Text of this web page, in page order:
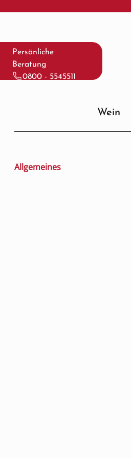
Hauptinhalt springen
Zur Suche springen
Zur Hauptnavigation springen
Persönliche
Beratung
0800 - 5545511
Wein
Allgemeines